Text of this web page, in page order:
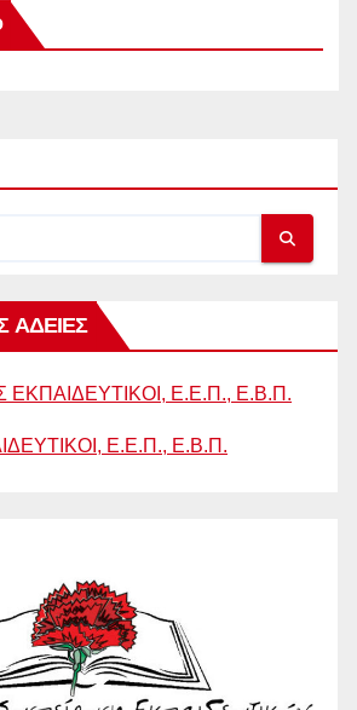
ΑΔΕΙΕΣ
Ε.Ε.Π., Ε.Β.Π.
Ε.Ε.Π., Ε.Β.Π.